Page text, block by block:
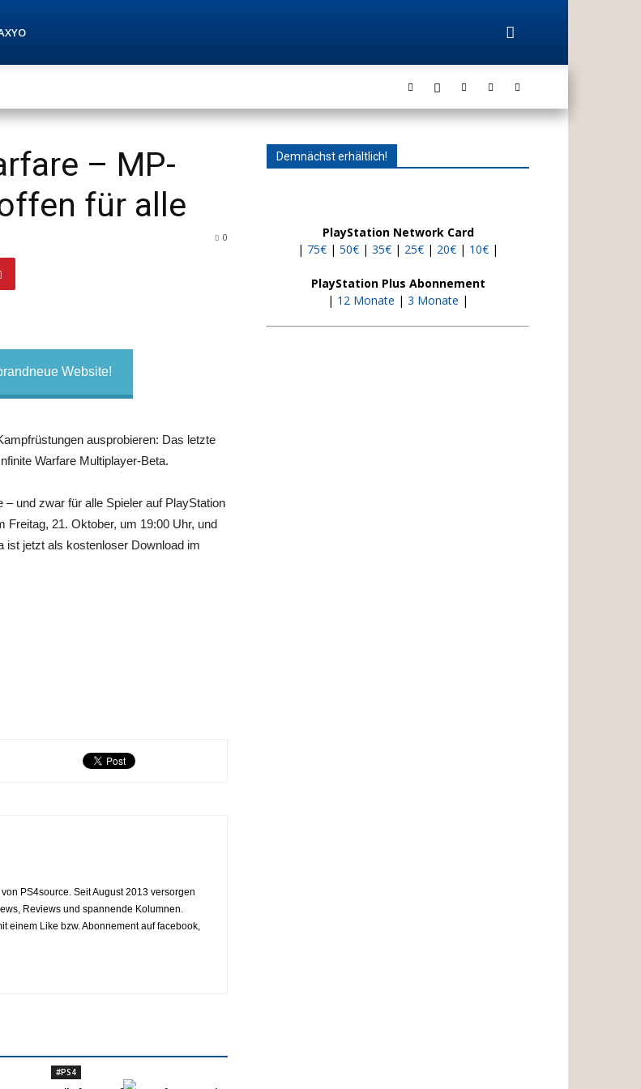
– MP-
für alle
0
Website!
ausprobieren: Das letzte
Warfare Multiplayer-Beta.
und zwar für alle Spieler auf PlayStation
Freitag, 21. Oktober, um 19:00 Uhr, und
ist jetzt als kostenloser Download im
PS4source. Seit August 2013 versorgen
Reviews und spannende Kolumnen.
einem Like bzw. Abonnement auf facebook,
#PS4
Demnächst erhältlich!
PlayStation Network Card
| 75€ | 50€ | 35€ | 25€ | 20€ | 10€ |
PlayStation Plus Abonnement
| 12 Monate | 3 Monate |